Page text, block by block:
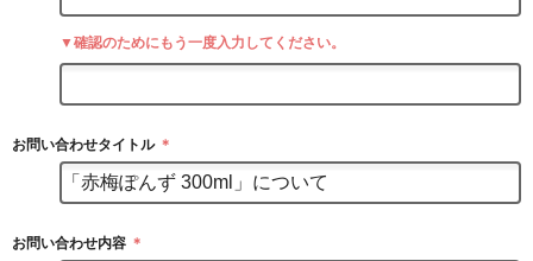
▼確認のためにもう一度入力してください。
お問い合わせタイトル ＊
お問い合わせ内容 ＊